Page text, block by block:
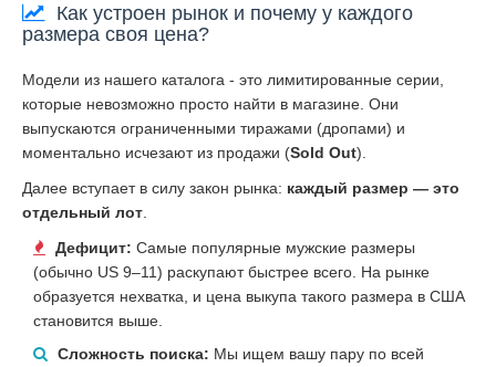
Как устроен рынок и почему у каждого
размера своя цена?
Модели из нашего каталога - это лимитированные серии,
которые невозможно просто найти в магазине. Они
выпускаются ограниченными тиражами (дропами) и
моментально исчезают из продажи (Sold Out).
Далее вступает в силу закон рынка: каждый размер — это
отдельный лот
Дефицит: Самые популярные мужские размеры
(обычно US 9–11) раскупают быстрее всего. На рынке
образуется нехватка, и цена выкупа такого размера в США
становится выше.
Сложность поиска: Мы ищем вашу пару по всей